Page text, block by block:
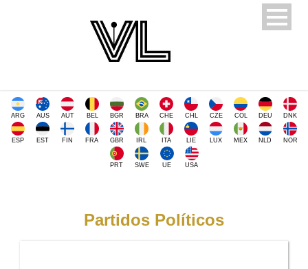
ARG AUS AUT BEL BGR BRA CHE CHL CZE COL DEU DNK
ESP EST FIN FRA GBR IRL ITA LIE LUX MEX NLD NOR
PRT SWE UE USA
Partidos Políticos